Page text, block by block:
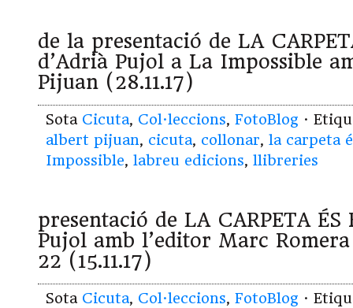
de la presentació de LA
d’Adrià Pujol a La Impossible
Pijuan (28.11.17)
Sota Cicuta, Col·leccions, FotoBlog ·
albert pijuan, cicuta, collonar, la carpeta
Impossible, labreu edicions, llibreries
presentació de LA CARPETA ÉS
Pujol amb l’editor Marc
22 (15.11.17)
Sota Cicuta, Col·leccions, FotoBlog ·